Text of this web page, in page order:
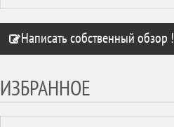
Написать собственный обзор !
ИЗБРАННОЕ